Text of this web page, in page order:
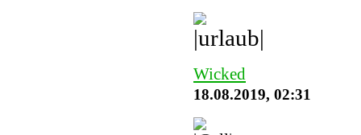
Wicked
18.08.2019, 02:31